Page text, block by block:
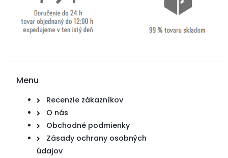
Menu
Recenzie zákazníkov
O nás
Obchodné podmienky
Zásady ochrany osobných
údajov